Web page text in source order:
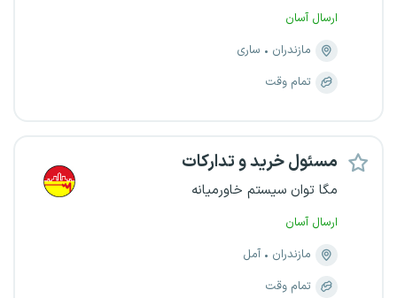
ارسال آسان
مازندران
ساری
تمام وقت
مسئول خرید و تدارکات
مگا توان سیستم خاورمیانه
ارسال آسان
مازندران
آمل
تمام وقت